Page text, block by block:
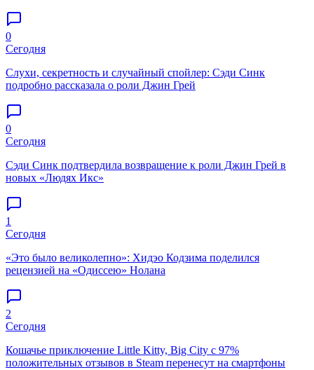
0
Сегодня
Слухи, секретность и случайный спойлер: Сэди Синк
подробно рассказала о роли Джин Грей
0
Сегодня
Сэди Синк подтвердила возвращение к роли Джин Грей в
новых «Людях Икс»
1
Сегодня
«Это было великолепно»: Хидэо Кодзима поделился
рецензией на «Одиссею» Нолана
2
Сегодня
Кошачье приключение Little Kitty, Big City с 97%
положительных отзывов в Steam перенесут на смартфоны